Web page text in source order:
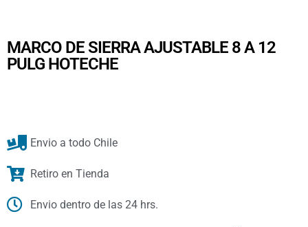
MARCO DE SIERRA AJUSTABLE 8 A 12
PULG HOTECHE
Envio a todo Chile
Retiro en Tienda
Envio dentro de las 24 hrs.